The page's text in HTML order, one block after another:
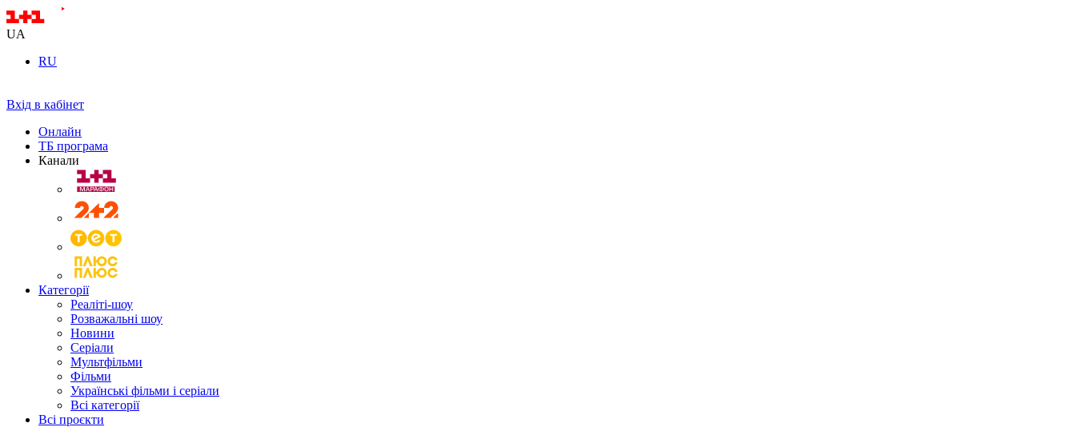
UA
RU
Вхід в кабінет
Онлайн
ТБ програма
Канали
Категорії
Реаліті-шоу
Розважальні шоу
Новини
Серіали
Мультфільми
Фільми
Українські фільми і серіали
Всі категорії
Всі проєкти